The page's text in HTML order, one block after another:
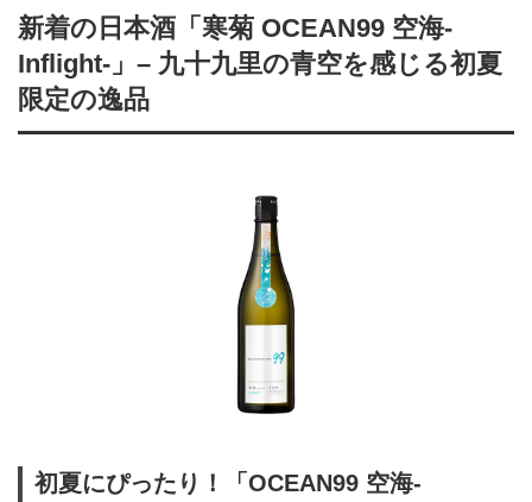
新着の日本酒「寒菊 OCEAN99 空海-
Inflight-」– 九十九里の青空を感じる初夏
限定の逸品
初夏にぴったり！「OCEAN99 空海-